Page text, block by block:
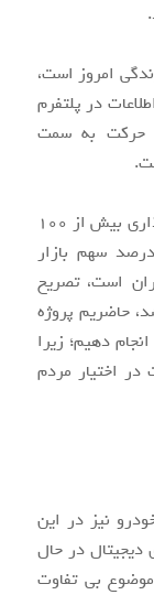
امروز است،
در پلتفرم
حرکت به سمت
اخوان بهابادی با بیان اینکه همراه اول با واگذاری بیش از ۱۰۰
میلیون سیمکارت و در اختیار داشتن ۶۰ درصد سهم بازار
است، تصریح
حاضریم پروژه
دهیم؛ زیرا
اختیار مردم
نیز در این
در حال
بی تفاوت